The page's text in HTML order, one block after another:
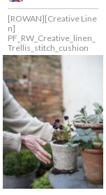
[ROWAN][Creative Line
n]
PF_RW_Creative_linen_
Trellis_stitch_cushion